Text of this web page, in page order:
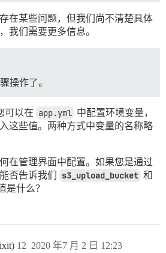
在某些问题，但我们尚不清楚具体
我们需要更多信息。
操作了。
可以在 app.yml 中配置环境变量，
这些值。两种方式中变量的名称略
在管理界面中配置。如果您是通过
否告诉我们
s3_upload_bucket 和
是什么？
2020 年7 月 2 日 12:23
12